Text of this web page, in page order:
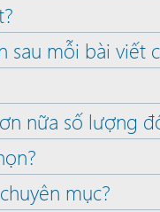
sau mỗi bài viết
nữa số lượng
mục?